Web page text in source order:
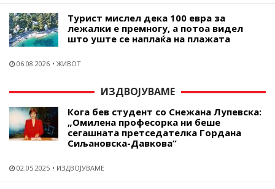
Турист мислел дека 100 евра за
лежалки е премногу, а потоа видел
што уште се наплаќа на плажата
06.08.2026 ЖИВОТ
ИЗДВОЈУВАМЕ
Кога бев студент со Снежана Лупевска:
„Омилена професорка ни беше
сегашната претседателка Гордана
Сиљановска-Давкова“
02.05.2025 ИЗДВОЈУВАМЕ